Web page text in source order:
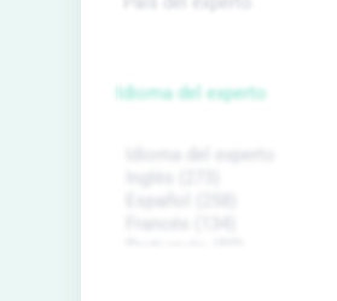
Idioma del experto